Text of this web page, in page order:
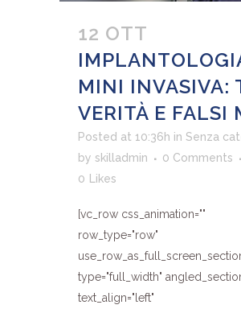
12 OTT
MINI INVASIVA:
VERITÀ E FALSI
Posted at 10:36h in Senza
by skilladmin
0 Comments
0
Likes
[vc_row css_animation=""
row_type="row"
type="full_width"
text_align="left"